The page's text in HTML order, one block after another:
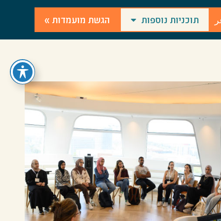
תוכניות נוספות הגשת מועמדות »